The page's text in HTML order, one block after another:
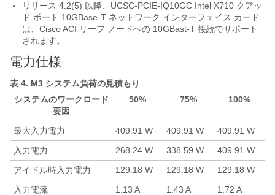
リリース 4.2(5) 以降、UCSC-PCIE-IQ10GC Intel X710 クアッ
ド ポート 10GBase-T ネットワーク インターフェイス カード
は、Cisco ACI リーフ ノードへの 10GBast-T 接続でサポート
されます。
電力仕様
表 4. M3 システム負荷の見積もり
システムのワークロード
要因
50% 75% 100%
最大入力電力 409.91 W 409.91 W
409.91 W
入力電力
268.24 W 338.59 W
409.91 W
アイドル時入力電力
129.18 W 129.18 W
129.18 W
入力電流
1.13 A 1.43 A
1.72 A